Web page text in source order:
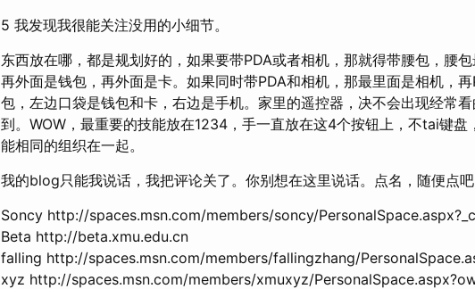
5 我发现我很能关注没用的小细节。
东西放在哪，都是规划好的，如果要带PDA或者相机，那就得带腰包，腰
再外面是钱包，再外面是卡。如果同时带PDA和相机，那最里面是相机，
包，左边口袋是钱包和卡，右边是手机。家里的遥控器，决不会出现经常
到。WOW，最重要的技能放在1234，手一直放在这4个按钮上，不tai键
能相同的组织在一起。
我的blog只能我说话，我把评论关了。你别想在这里说话。点名，随便点
Soncy http://spaces.msn.com/members/soncy/
Beta http://beta.xmu.edu.cn
falling http://spaces.msn.com/members/fallingzhang/
xyz http://spaces.msn.com/members/xmuxyz/